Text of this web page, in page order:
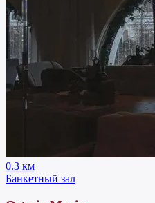
0.3 км
Банкетный зал